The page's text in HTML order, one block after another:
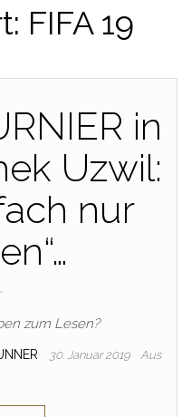
FIFA 19
in
Uzwil:
nur
zum Lesen?
30. Januar 2019 Aus